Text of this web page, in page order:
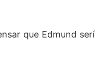
que Edmund